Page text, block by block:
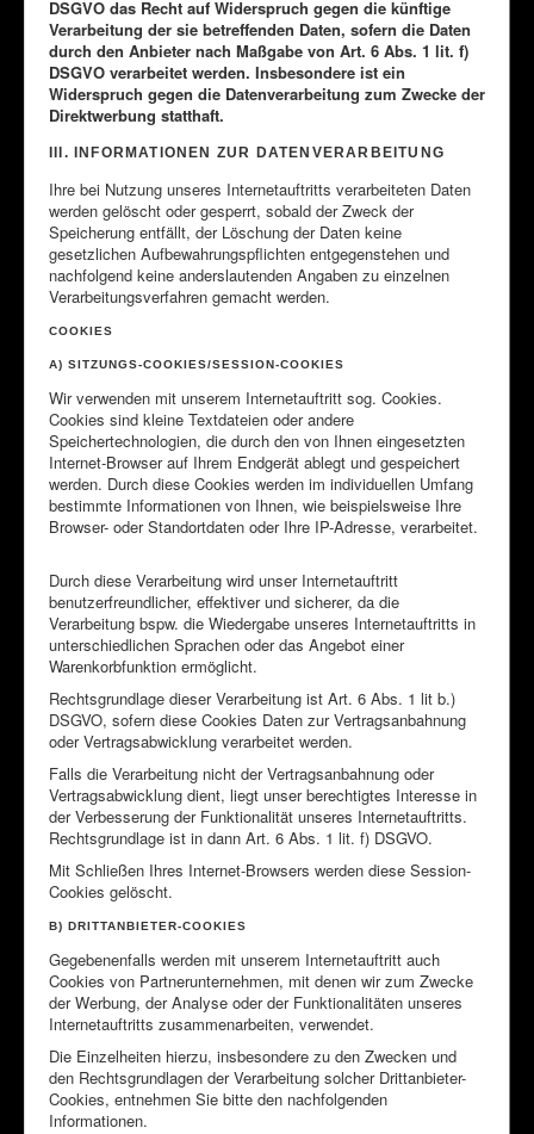
DSGVO das Recht auf Widerspruch gegen die künftige
Verarbeitung der sie betreffenden Daten, sofern die Daten
durch den Anbieter nach Maßgabe von Art. 6 Abs. 1 lit. f)
DSGVO verarbeitet werden. Insbesondere ist ein
Widerspruch gegen die Datenverarbeitung zum Zwecke der
Direktwerbung statthaft.
III. INFORMATIONEN ZUR DATENVERARBEITUNG
Ihre bei Nutzung unseres Internetauftritts verarbeiteten Daten
werden gelöscht oder gesperrt, sobald der Zweck der
Speicherung entfällt, der Löschung der Daten keine
gesetzlichen Aufbewahrungspflichten entgegenstehen und
nachfolgend keine anderslautenden Angaben zu einzelnen
Verarbeitungsverfahren gemacht werden.
COOKIES
A) SITZUNGS-COOKIES/SESSION-COOKIES
Wir verwenden mit unserem Internetauftritt sog. Cookies.
Cookies sind kleine Textdateien oder andere
Speichertechnologien, die durch den von Ihnen eingesetzten
Internet-Browser auf Ihrem Endgerät ablegt und gespeichert
werden. Durch diese Cookies werden im individuellen Umfang
bestimmte Informationen von Ihnen, wie beispielsweise Ihre
Browser- oder Standortdaten oder Ihre IP-Adresse, verarbeitet.
Durch diese Verarbeitung wird unser Internetauftritt
benutzerfreundlicher, effektiver und sicherer, da die
Verarbeitung bspw. die Wiedergabe unseres Internetauftritts in
unterschiedlichen Sprachen oder das Angebot einer
Warenkorbfunktion ermöglicht.
Rechtsgrundlage dieser Verarbeitung ist Art. 6 Abs. 1 lit b.)
DSGVO, sofern diese Cookies Daten zur Vertragsanbahnung
oder Vertragsabwicklung verarbeitet werden.
Falls die Verarbeitung nicht der Vertragsanbahnung oder
Vertragsabwicklung dient, liegt unser berechtigtes Interesse in
der Verbesserung der Funktionalität unseres Internetauftritts.
Rechtsgrundlage ist in dann Art. 6 Abs. 1 lit. f) DSGVO.
Mit Schließen Ihres Internet-Browsers werden diese Session-
Cookies gelöscht.
B) DRITTANBIETER-COOKIES
Gegebenenfalls werden mit unserem Internetauftritt auch
Cookies von Partnerunternehmen, mit denen wir zum Zwecke
der Werbung, der Analyse oder der Funktionalitäten unseres
Internetauftritts zusammenarbeiten, verwendet.
Die Einzelheiten hierzu, insbesondere zu den Zwecken und
den Rechtsgrundlagen der Verarbeitung solcher Drittanbieter-
Cookies, entnehmen Sie bitte den nachfolgenden
Informationen.